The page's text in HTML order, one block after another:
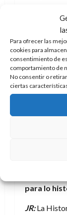
Para ofrecer las
cookies para
consentimiento de
comportamiento de
No consentir o
ciertas
del
ha gustado
necesario
guionista
proceso, y
hay ideas,
conjunto
más
En un
para lo
JR:La